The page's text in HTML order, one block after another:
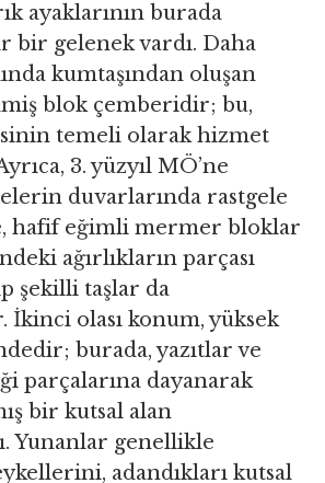
ayaklarının burada
bir gelenek vardı. Daha
kumtaşından oluşan
blok çemberidir; bu,
temeli olarak hizmet
3. yüzyıl MÖ’ne
duvarlarında rastgele
hafif eğimli mermer bloklar
ağırlıkların parçası
şekilli taşlar da
İkinci olası konum, yüksek
burada, yazıtlar ve
parçalarına dayanarak
bir kutsal alan
Yunanlar genellikle
adandıkları kutsal